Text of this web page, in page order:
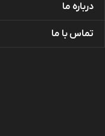
درباره ما
تماس با ما